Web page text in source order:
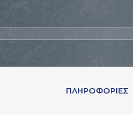
ΠΛΗΡΟΦΟΡΙΕΣ